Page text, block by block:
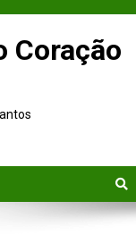
Coração